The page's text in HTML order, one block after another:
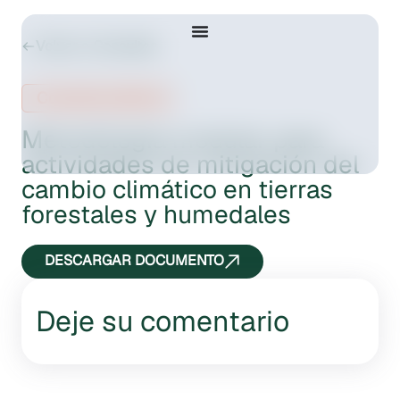
Metodología modular para
actividades de mitigación del
cambio climático en tierras
forestales y humedales
DESCARGAR DOCUMENTO
Deje su comentario